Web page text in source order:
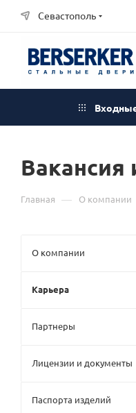
Севастополь
Вакансия
Главная — О компании
О компании
Карьера
Партнеры
Лицензии и документы
Паспорта изделий